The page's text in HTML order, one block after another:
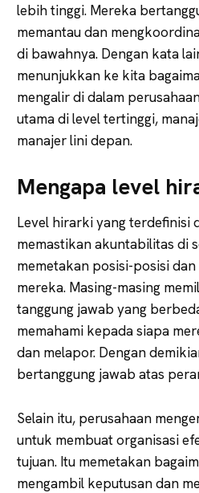
lebih tinggi. Mereka
memantau dan
di bawahnya. Dengan kata
menunjukkan ke kita
mengalir di dalam
utama di level tertinggi,
manajer lini depan.
Mengapa level
Level hirarki yang terdefinisi
memastikan akuntabilitas di
memetakan posisi-posisi
mereka. Masing-masing
tanggung jawab yang
memahami kepada siapa
dan melapor. Dengan
bertanggung jawab atas
Selain itu, perusahaan
untuk membuat organisasi
tujuan. Itu memetakan
mengambil keputusan dan